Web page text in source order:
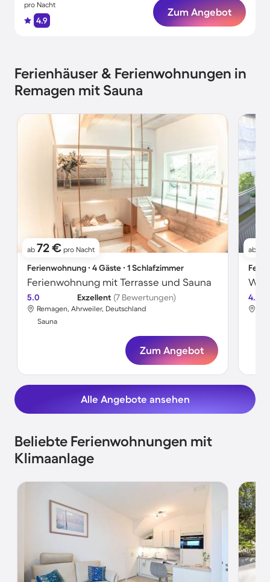
pro Nacht
4.9
Zum Angebot
Ferienhäuser & Ferienwohnungen in
Remagen mit Sauna
ab 72 € pro Nacht
Ferienwohnung ∙ 4 Gäste ∙ 1 Schlafzimmer
Ferienwohnung mit Terrasse und Sauna
5.0 Exzellent (7 Bewertungen)
Remagen, Ahrweiler, Deutschland
Sauna
Zum Angebot
ab
4.7
Alle Angebote ansehen
Beliebte Ferienwohnungen mit
Klimaanlage